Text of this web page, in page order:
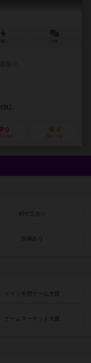
）
0
に入り
4
持ってる
紹介文あり
画像あり
ドイツ年間ゲーム大賞
ゲームマーケット大賞